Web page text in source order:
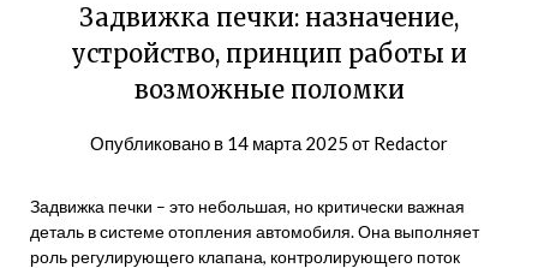
Задвижка печки: назначение,
устройство, принцип работы и
возможные поломки
Опубликовано в 14 марта 2025 от Redactor
Задвижка печки – это небольшая, но критически важная
деталь в системе отопления автомобиля. Она выполняет
роль регулирующего клапана, контролирующего поток